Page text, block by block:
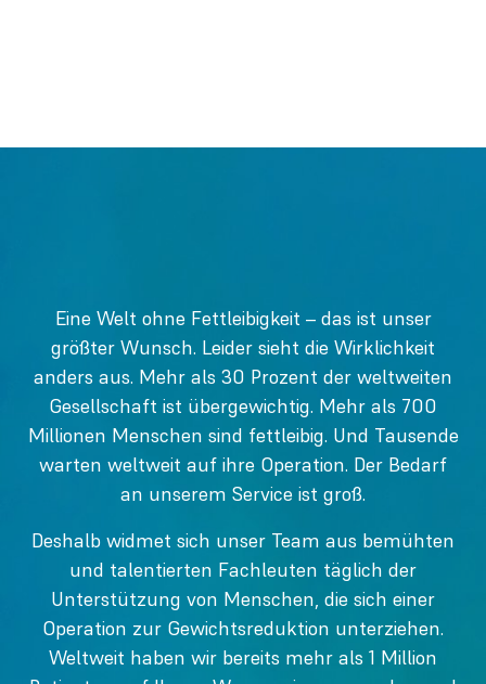
Eine Welt ohne Fettleibigkeit – das ist unser
größter Wunsch. Leider sieht die Wirklichkeit
anders aus. Mehr als 30 Prozent der weltweiten
Gesellschaft ist übergewichtig. Mehr als 700
Millionen Menschen sind fettleibig. Und Tausende
warten weltweit auf ihre Operation. Der Bedarf
an unserem Service ist groß.
Deshalb widmet sich unser Team aus bemühten
und talentierten Fachleuten täglich der
Unterstützung von Menschen, die sich einer
Operation zur Gewichtsreduktion unterziehen.
Weltweit haben wir bereits mehr als 1 Million